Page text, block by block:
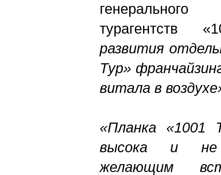
развития
Тур»
витала в
«Планка «1001
высока и не
желающим